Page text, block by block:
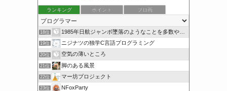
ランキング ポイント ブロ画
18位 1985年日航ジャンボ墜落のようなことを多数やらせるのは誰か
19位 ニジナツの独学C言語プログラミング
20位 空気の薄いところ
21位 脚のある風景
22位 マー坊プロジェクト
23位 NFoxParty